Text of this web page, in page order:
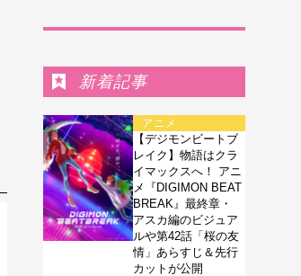
新着記事
アニメ
【デジモンビートブ
レイク】物語はクラ
イマックスへ！ アニ
メ『DIGIMON BEAT
BREAK』最終章・
アスカ編のビジュア
ルや第42話「桜の友
情」あらすじ＆先行
カットが公開